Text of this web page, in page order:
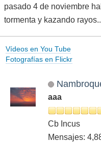
pasado 4 de noviembre
tormenta y kazando
Vídeos en You Tube
Fotografías en Flickr
aaa
Cb Incus
Mensajes: